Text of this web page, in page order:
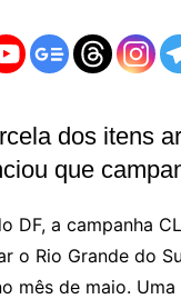
dos itens
que
DF, a campanha
o Rio Grande do
mês de maio.